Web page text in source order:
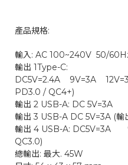
產品規格:
輸入: AC 100~240V 50/
輸出 1Type-C:
DC5V=2.4A 9V=3A
PD3.0 / QC4+)
輸出 2 USB-A: DC 5V=3A
輸出 3 USB-A DC 5V=3A (輸
輸出 4 USB-A: DC5V=3A
QC3.0)
總輸出: 最大. 45W